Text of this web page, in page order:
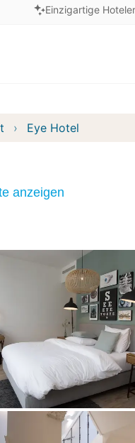
Einzigartige
Eye Hotel
anzeigen